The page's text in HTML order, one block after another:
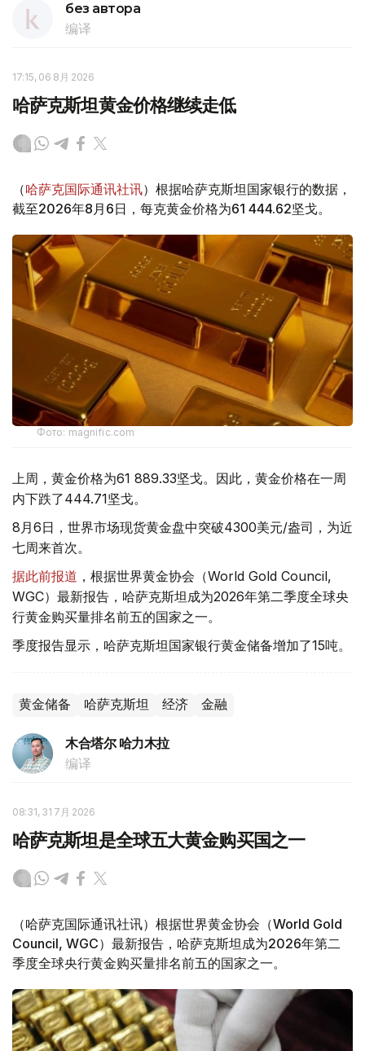
без автора
编译
17:15, 06 8月 2026
哈萨克斯坦黄金价格继续走低
（哈萨克国际通讯社讯）根据哈萨克斯坦国家银行的数据，
截至2026年8月6日，每克黄金价格为61 444.62坚戈。
Фото: magnific.com
上周，黄金价格为61 889.33坚戈。因此，黄金价格在一周
内下跌了444.71坚戈。
8月6日，世界市场现货黄金盘中突破4300美元/盎司，为近
七周来首次。
据此前报道 ，根据世界黄金协会（World Gold Council,
WGC）最新报告，哈萨克斯坦成为2026年第二季度全球央
行黄金购买量排名前五的国家之一。
季度报告显示，哈萨克斯坦国家银行黄金储备增加了15吨。
黄金储备 哈萨克斯坦 经济 金融
木合塔尔 哈力木拉
编译
08:31, 31 7月 2026
哈萨克斯坦是全球五大黄金购买国之一
（哈萨克国际通讯社讯）根据世界黄金协会（World Gold
Council, WGC）最新报告，哈萨克斯坦成为2026年第二
季度全球央行黄金购买量排名前五的国家之一。